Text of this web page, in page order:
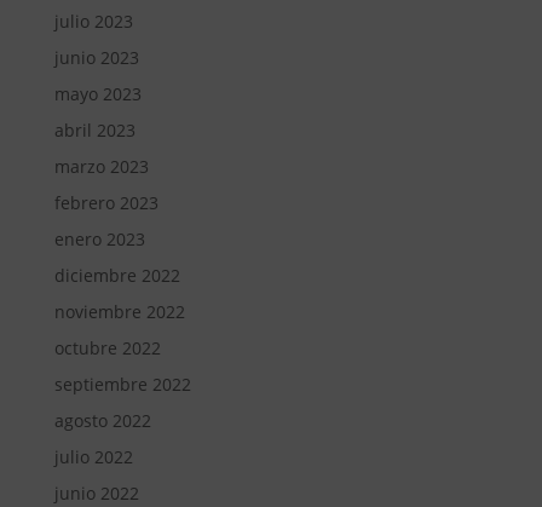
julio 2023
junio 2023
mayo 2023
abril 2023
marzo 2023
febrero 2023
enero 2023
diciembre 2022
noviembre 2022
octubre 2022
septiembre 2022
agosto 2022
julio 2022
junio 2022